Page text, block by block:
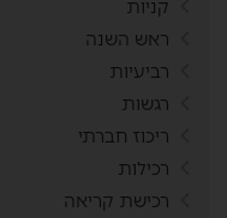
קניות
ראש השנה
רביעיות
רגשות
ריכוז חברתי
רכילות
רכישת קריאה